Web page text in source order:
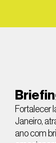
Fortalecer
Janeiro,
ano com